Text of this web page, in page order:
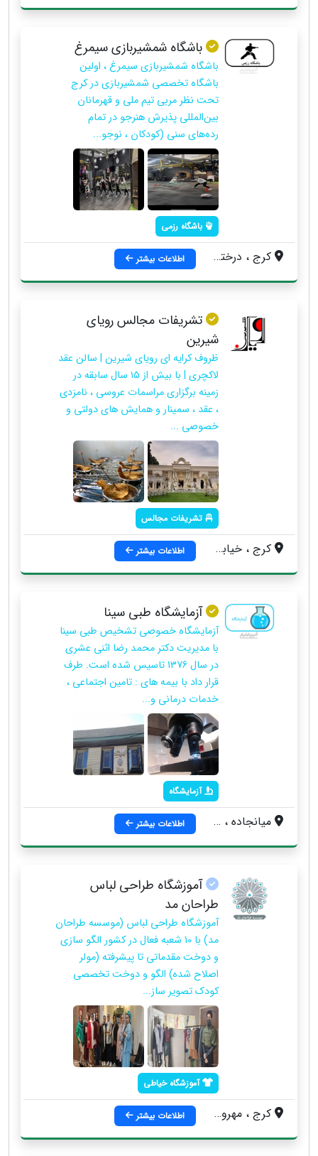
باشگاه شمشیربازی سیمرغ
باشگاه شمشیربازی سیمرغ ، اولین
باشگاه تخصصی شمشیربازی در کرج
تحت نظر مربی تیم ملی و قهرمانان
بین‌المللی پذیرش هنرجو در تمام
رده‌های سنی (کودکان ، نوجو...
باشگاه رزمی
کرج ، درختی ، سه راه تهران ، به سمت مهرویلا ، پاساژ آراد اطلاعات بیشتر
تشریفات مجالس رویای
شیرین
ظروف کرایه ای رویای شیرین | سالن عقد
لاکچری | با بیش از ۱۵ سال سابقه در
زمینه برگزاری مراسمات عروسی ، نامزدی
، عقد ، سمینار و همایش های دولتی و
خصوصی ...
تشریفات مجالس
کرج ، خیابان درختی ، روبروی فروشگاه نون ماست نبش کوچه فکوری اطلاعات بیشتر
آزمایشگاه طبی سینا
آزمایشگاه خصوصی تشخیص طبی سینا
با مدیریت دکتر محمد رضا اثنی عشری
در سال 1376 تاسیس شده است. طرف
قرار داد با بیمه های : تامین اجتماعی ،
خدمات درمانی و...
آزمایشگاه
ميانجاده ، بلوار حدادی ، روبروی داروخانه نریمان ، نبش نوبهار اطلاعات بیشتر
آموزشگاه طراحی لباس
طراحان مد
آموزشگاه طراحی لباس (موسسه طراحان
مد) با 10 شعبه فعال در کشور الگو سازی
و دوخت مقدماتی تا پیشرفته (مولر
اصلاح شده) الگو و دوخت تخصصی
کودک تصویر ساز...
آموزشگاه خیاطی
کرج ، مهرویلا ، خیابان درختی ، حدفاصل میدان عطار و سراه تهران ، جنب شیرینی نیما ساختمان اروند طبقه دوم اطلاعات بیشتر